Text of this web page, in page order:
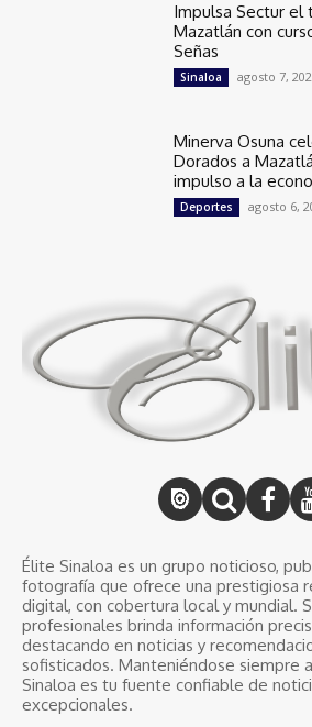
Impulsa Sectur el
Mazatlán con
Señas
Sinaloa agosto 7,
Minerva Osuna
Dorados a
impulso a la
Deportes agosto 6,
Élite Sinaloa es un grupo noticioso,
fotografía que ofrece una prestigiosa
digital, con cobertura local y mundial.
profesionales brinda información
destacando en noticias y
sofisticados. Manteniéndose siempre
Sinaloa es tu fuente confiable de
excepcionales.